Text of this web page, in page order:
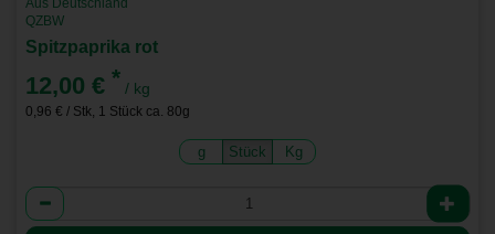
Aus Deutschland
QZBW
Spitzpaprika rot
12,00 € * / kg
0,96 € / Stk, 1 Stück ca. 80g
g Stück Kg
Anzahl